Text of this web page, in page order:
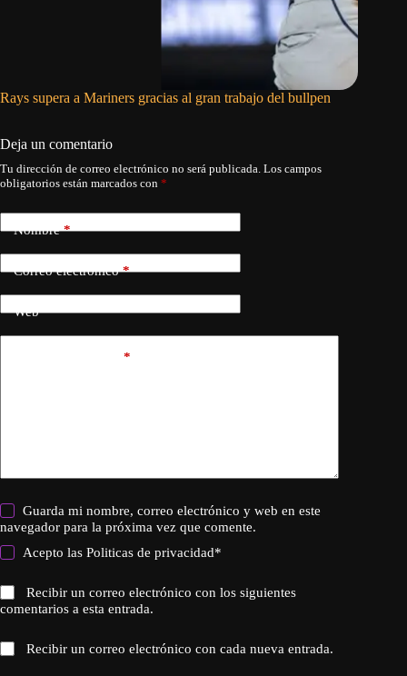
Rays supera a Mariners gracias al gran trabajo del bullpen
Deja un comentario
Tu dirección de correo electrónico no será publicada. Los campos
obligatorios están marcados con *
Nombre*
Correo electrónico*
Web
*
Guarda mi nombre, correo electrónico y web en este
navegador para la próxima vez que comente.
Acepto lasPoliticas de privacidad*
Recibir un correo electrónico con los siguientes
comentarios a esta entrada.
Recibir un correo electrónico con cada nueva entrada.